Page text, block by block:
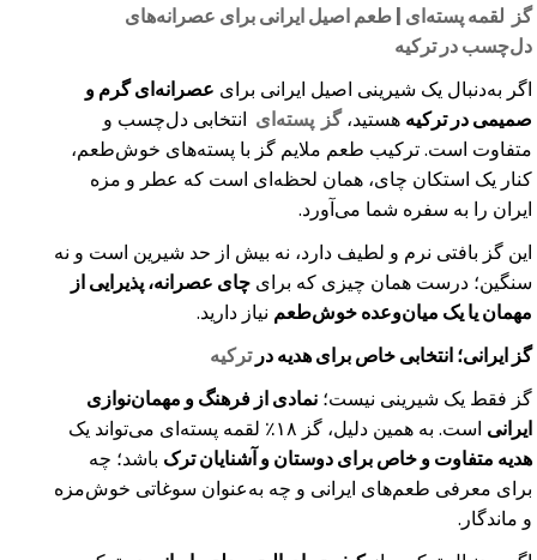
گز لقمه پسته‌ای | طعم اصیل ایرانی برای عصرانه‌های
دل‌چسب در ترکیه
اگر به‌دنبال یک شیرینی اصیل ایرانی برای عصرانه‌ای گرم و
صمیمی در ترکیه هستید،گز پسته‌ای انتخابی دل‌چسب و
متفاوت است. ترکیب طعم ملایم گز با پسته‌های خوش‌طعم،
کنار یک استکان چای، همان لحظه‌ای است که عطر و مزه
ایران را به سفره شما می‌آورد.
این گز بافتی نرم و لطیف دارد، نه بیش از حد شیرین است و نه
سنگین؛ درست همان چیزی که برایچای عصرانه، پذیرایی از
مهمان یا یک میان‌وعده خوش‌طعم نیاز دارید.
گز ایرانی؛ انتخابی خاص برای هدیه درترکیه
گز فقط یک شیرینی نیست؛نمادی از فرهنگ و مهمان‌نوازی
ایرانی است. به همین دلیل، گز ۱۸ ٪ لقمه پسته‌ای می‌تواند یک
هدیه متفاوت و خاص برای دوستان و آشنایان ترک باشد؛ چه
برای معرفی طعم‌های ایرانی و چه به‌عنوان سوغاتی خوش‌مزه
و ماندگار .